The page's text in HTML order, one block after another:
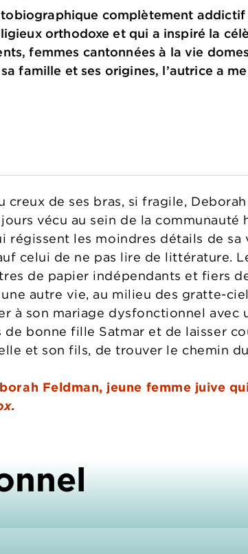
complètement addictif
orthodoxe et qui a inspiré la
femmes cantonnées à la vie
famille et ses origines, l’autrice a
creux de ses bras, si fragile,
vécu au sein de la communauté
régissent les moindres détails de sa
celui de ne pas lire de littérature.
de papier indépendants et fiers
autre vie, au milieu des gratte-
à son mariage dysfonctionnel avec
de bonne fille Satmar et de laisser
et son fils, de trouver le chemin
Feldman, jeune femme juive